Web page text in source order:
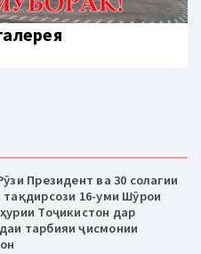
Президент ва 30 солагии
тақдирсози 16-уми Шӯрои
Тоҷикистон дар
тарбияи ҷисмонии